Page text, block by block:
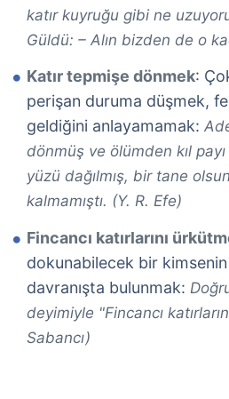
katır kuyruğu gibi ne
Güldü: – Alın bizden de o
Katır tepmişe dönmek:
perişan duruma düşmek,
geldiğini anlayamamak:
dönmüş ve ölümden kıl
yüzü dağılmış, bir tane
kalmamıştı. (Y. R. Efe)
Fincancı katırlarını
dokunabilecek bir
davranışta bulunmak:
deyimiyle "Fincancı
Sabancı)